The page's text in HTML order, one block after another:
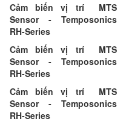
Cảm biến vị trí MTS
Sensor - Temposonics
RH-Series
Cảm biến vị trí MTS
Sensor - Temposonics
RH-Series
Cảm biến vị trí MTS
Sensor - Temposonics
RH-Series